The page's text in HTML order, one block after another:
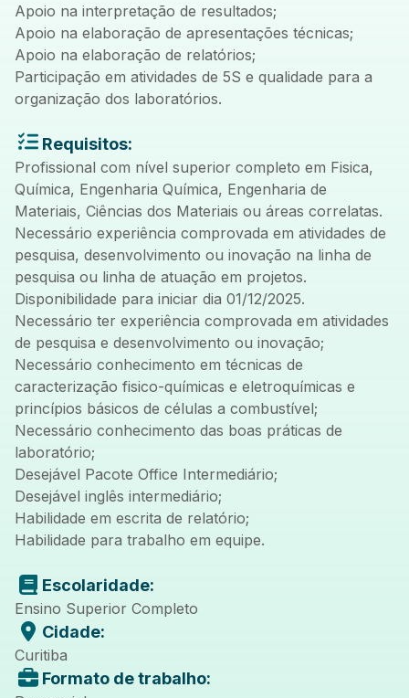
Apoio na interpretação de resultados;
Apoio na elaboração de apresentações técnicas;
Apoio na elaboração de relatórios;
Participação em atividades de 5S e qualidade para a
organização dos laboratórios.
Requisitos:
Profissional com nível superior completo em Fisica,
Química, Engenharia Química, Engenharia de
Materiais, Ciências dos Materiais ou áreas correlatas.
Necessário experiência comprovada em atividades de
pesquisa, desenvolvimento ou inovação na linha de
pesquisa ou linha de atuação em projetos.
Disponibilidade para iniciar dia 01/12/2025.
Necessário ter experiência comprovada em atividades
de pesquisa e desenvolvimento ou inovação;
Necessário conhecimento em técnicas de
caracterização fisico-químicas e eletroquímicas e
princípios básicos de células a combustível;
Necessário conhecimento das boas práticas de
laboratório;
Desejável Pacote Office Intermediário;
Desejável inglês intermediário;
Habilidade em escrita de relatório;
Habilidade para trabalho em equipe.
Escolaridade:
Ensino Superior Completo
Cidade:
Curitiba
Formato de trabalho: